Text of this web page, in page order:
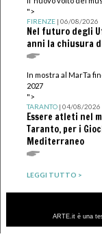
">
FIRENZE| 06/08/2026
Nel futuro degli
anni la chiusura
In mostra al MarTa
2027
">
TARANTO| 04/08/2026
Essere atleti nel
Taranto, per i
Mediterraneo
LEGGI TUTTO >
ARTE.it è una